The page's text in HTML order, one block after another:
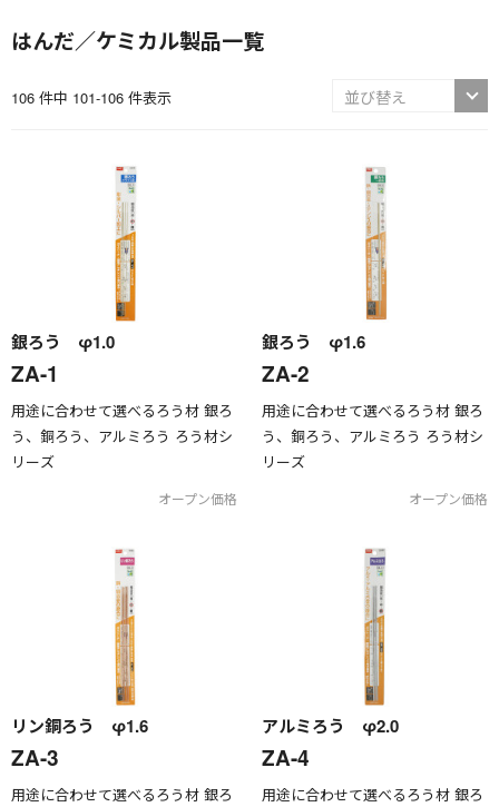
はんだ／ケミカル製品一覧
106 件中 101-106 件表示
銀ろう φ1.0
ZA-1
用途に合わせて選べるろう材 銀ろ
う、銅ろう、アルミろう ろう材シ
リーズ
オープン価格
銀ろう φ1.6
ZA-2
用途に合わせて選べるろう材 銀ろ
う、銅ろう、アルミろう ろう材シ
リーズ
オープン価格
リン銅ろう φ1.6
ZA-3
用途に合わせて選べるろう材 銀ろ
アルミろう φ2.0
ZA-4
用途に合わせて選べるろう材 銀ろ